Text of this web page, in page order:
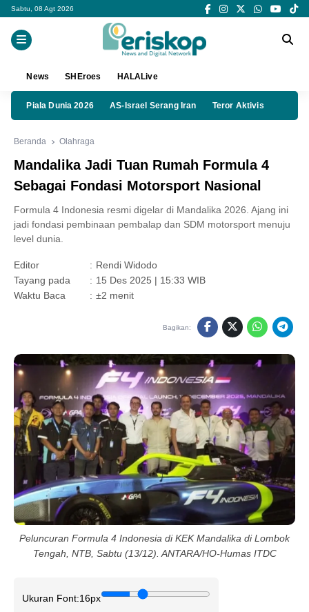
Sabtu, 08 Agt 2026
News SHEroes HALALive
Piala Dunia 2026 AS-Israel Serang Iran Teror Aktivis
Beranda Olahraga
Mandalika Jadi Tuan Rumah Formula 4
Sebagai Fondasi Motorsport Nasional
Formula 4 Indonesia resmi digelar di Mandalika 2026. Ajang ini
jadi fondasi pembinaan pembalap dan SDM motorsport menuju
level dunia.
Editor : Rendi Widodo
Tayang pada
: 15 Des 2025 | 15:33 WIB
Waktu Baca
: ±2 menit
Bagikan:
Peluncuran Formula 4 Indonesia di KEK Mandalika di Lombok
Tengah, NTB, Sabtu (13/12). ANTARA/HO-Humas ITDC
Ukuran Font:16px